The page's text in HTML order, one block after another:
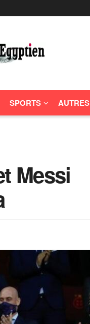
SPORTS AUTRES
Messi